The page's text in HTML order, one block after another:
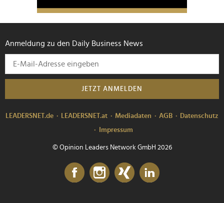
Anmeldung zu den Daily Business News
JETZT ANMELDEN
LEADERSNET.de LEADERSNET.at Mediadaten AGB
Datenschutz
Impressum
© Opinion Leaders Network GmbH 2026